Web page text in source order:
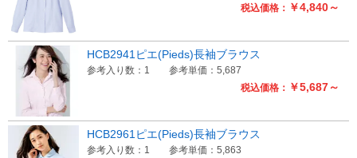
税込価格： ￥4,840～
税込価格： ￥5,687～
HCB2941ピエ(Pieds)長袖ブラウス
参考入り数：1 参考単価：5,687
HCB2961ピエ(Pieds)長袖ブラウス
参考入り数：1 参考単価：5,863